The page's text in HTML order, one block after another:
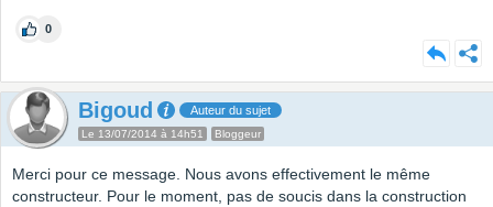
0
Bigoud Auteur du sujet
Le 13/07/2014 à 14h51 Bloggeur
Merci pour ce message. Nous avons effectivement le même
constructeur. Pour le moment, pas de soucis dans la construction